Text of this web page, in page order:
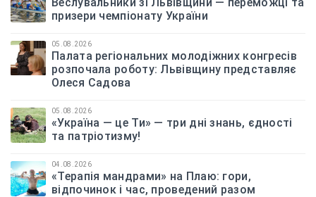
призери чемпіонату України
05.08.2026
Палата регіональних молодіжних конгресів
розпочала роботу: Львівщину представляє
Олеся Садова
05.08.2026
«Україна — це Ти» — три дні знань, єдності
та патріотизму!
04.08.2026
«Терапія мандрами» на Плаю: гори,
відпочинок і час, проведений разом